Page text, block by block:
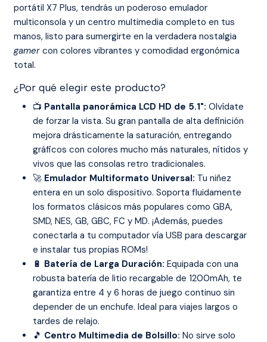
portátil X7 Plus, tendrás un poderoso emulador
multiconsola y un centro multimedia completo en tus
manos, listo para sumergirte en la verdadera nostalgia
gamercon colores vibrantes y comodidad ergonómica
total.
¿Por qué elegir este producto?
📺 Pantalla panorámica LCD HD de 5.1": Olvídate
de forzar la vista. Su gran pantalla de alta definición
mejora drásticamente la saturación, entregando
gráficos con colores mucho más naturales, nítidos y
vivos que las consolas retro tradicionales.
🚀 Emulador Multiformato Universal: Tu niñez
entera en un solo dispositivo. Soporta fluidamente
los formatos clásicos más populares como GBA,
SMD, NES, GB, GBC, FC y MD. ¡Además, puedes
conectarla a tu computador vía USB para descargar
e instalar tus propias ROMs!
🔋 Batería de Larga Duración: Equipada con una
robusta batería de litio recargable de 1200mAh, te
garantiza entre 4 y 6 horas de juego continuo sin
depender de un enchufe. Ideal para viajes largos o
tardes de relajo.
🎵 Centro Multimedia de Bolsillo: No sirve solo